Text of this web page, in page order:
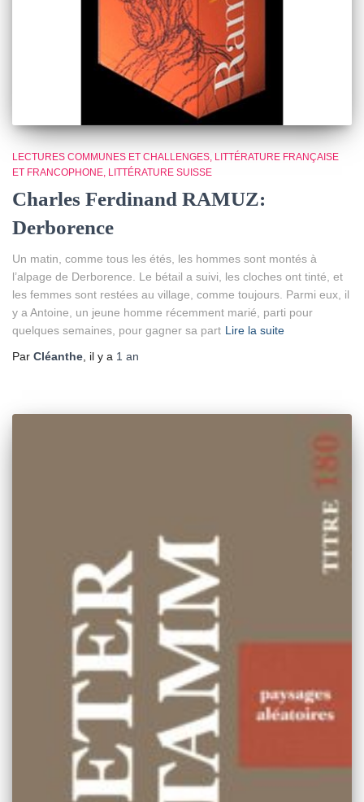
LECTURES COMMUNES ET CHALLENGES LITTÉRATURE FRANÇAISE
ET FRANCOPHONE LITTÉRATURE SUISSE
Charles Ferdinand RAMUZ:
Derborence
Un matin, comme tous les étés, les hommes sont montés à
l’alpage de Derborence. Le bétail a suivi, les cloches ont tinté, et
les femmes sont restées au village, comme toujours. Parmi eux, il
y a Antoine, un jeune homme récemment marié, parti pour
quelques semaines, pour gagner sa part Lire la suite
Par Cléanthe , il y a 1 an